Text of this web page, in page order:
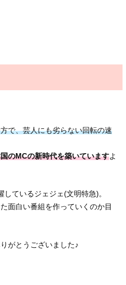
で、芸人にも劣らない回転の速
のMCの新時代を築いていますよ
ているジェジェ(文明特急)。
面白い番組を作っていくのか目
がとうございました♪